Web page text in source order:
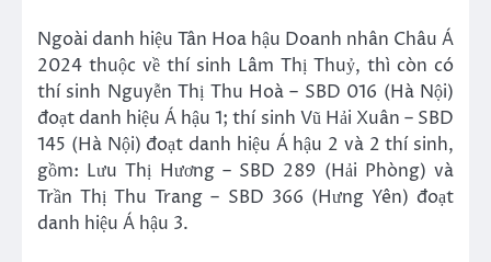
Ngoài danh hiệu Tân Hoa hậu Doanh nhân Châu Á
2024 thuộc về thí sinh Lâm Thị Thuỷ, thì còn có
thí sinh Nguyễn Thị Thu Hoà – SBD 016 (Hà Nội)
đoạt danh hiệu Á hậu 1; thí sinh Vũ Hải Xuân – SBD
145 (Hà Nội) đoạt danh hiệu Á hậu 2 và 2 thí sinh,
gồm: Lưu Thị Hương – SBD 289 (Hải Phòng) và
Trần Thị Thu Trang – SBD 366 (Hưng Yên) đoạt
danh hiệu Á hậu 3.